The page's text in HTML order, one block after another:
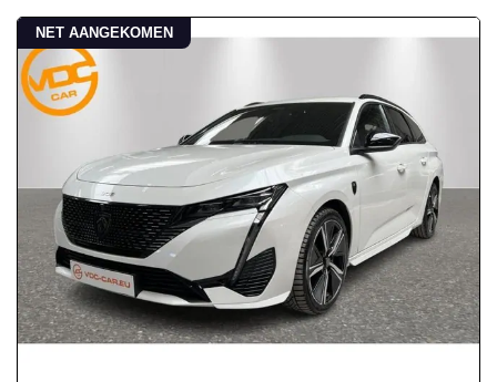
NET AANGEKOMEN